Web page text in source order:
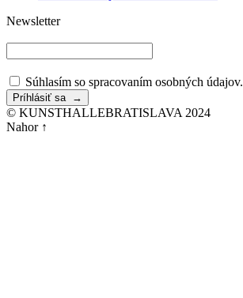
Newsletter
Súhlasím so spracovaním osobných údajov.
© KUNSTHALLEBRATISLAVA 2024
Nahor ↑